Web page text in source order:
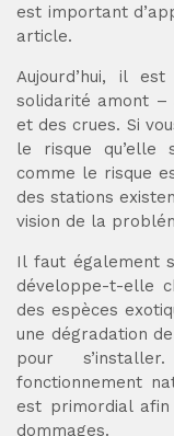
est important
article.
Aujourd’hui, il
solidarité amont –
et des crues. Si
le risque
comme le risque
des stations
vision de la
Il faut également
développe-t-elle
des espèces
une dégradation
pour
fonctionnement
est primordial
dommages.